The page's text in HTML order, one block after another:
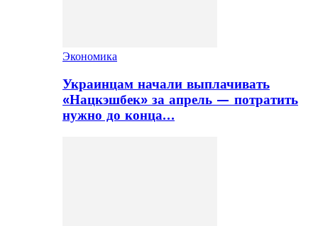
Экономика
Украинцам начали выплачивать
«Нацкэшбек» за апрель — потратить
нужно до конца…